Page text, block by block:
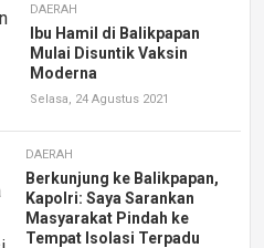
DAERAH
Ibu Hamil di Balikpapan
Mulai Disuntik Vaksin
Moderna
Selasa, 24 Agustus 2021
DAERAH
Berkunjung ke Balikpapan,
Kapolri: Saya Sarankan
Masyarakat Pindah ke
Tempat Isolasi Terpadu